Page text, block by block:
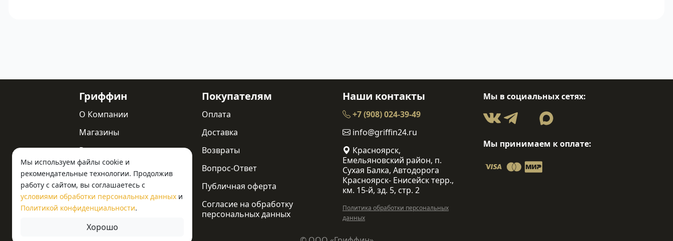
Мы используем файлы cookie и
рекомендательные технологии. Продолжив
работу с сайтом, вы соглашаетесь с
условиями обработки персональных данных и
Политикой конфиденциальности.
Хорошо
Гриффин
О Компании
Магазины
Реквизиты
Статьи
Новости
Контакты
Покупателям
Оплата
Доставка
Возвраты
Вопрос-Ответ
Публичная оферта
Согласие на обработку
персональных данных
Наши контакты
+7 (908) 024-39-49
info@griffin24.ru
Красноярск,
Емельяновский район, п.
Сухая Балка, Автодорога
Красноярск- Енисейск терр.,
км. 15-й, зд. 5, стр. 2
Политика обработки персональных
данных
Мы в социальных сетях:
Мы принимаем к оплате: